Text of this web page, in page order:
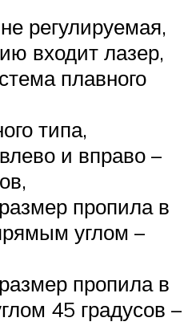
регулируемая,
входит лазер,
плавного
типа,
и вправо –
пропила в
углом –
пропила в
45 градусов –